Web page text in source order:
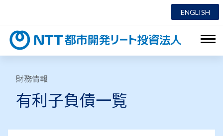
ENGLISH
財務情報
有利子負債一覧